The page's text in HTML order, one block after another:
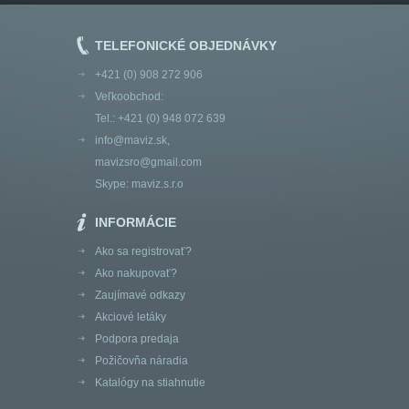
TELEFONICKÉ OBJEDNÁVKY
+421 (0) 908 272 906
Veľkoobchod:
Tel.: +421 (0) 948 072 639
info@maviz.sk,
mavizsro@gmail.com
Skype: maviz.s.r.o
INFORMÁCIE
Ako sa registrovať?
Ako nakupovať?
Zaujímavé odkazy
Akciové letáky
Podpora predaja
Požičovňa náradia
Katalógy na stiahnutie